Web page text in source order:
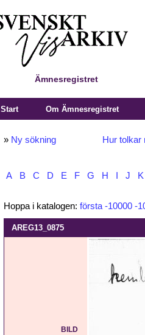
Ämnesregistret
Start Om Ämnesregistret
» Ny sökning Hur tolkar
A B C D E F G H J K
Hoppa i katalogen: första -10000 -
AREG13_0875
BILD